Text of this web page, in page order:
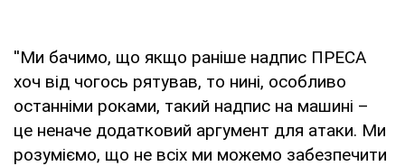
''Ми бачимо, що якщо раніше надпис ПРЕСА
хоч від чогось рятував, то нині, особливо
останніми роками, такий надпис на машині –
це неначе додатковий аргумент для атаки. Ми
розуміємо, що не всіх ми можемо забезпечити